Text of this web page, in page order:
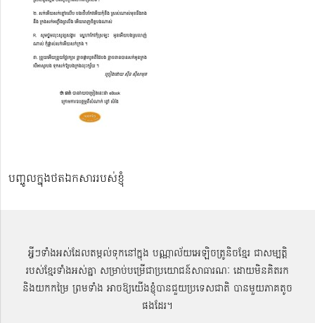
បញ្ចូលក្នុងថតឯកសាររបស់ខ្ញុំ
អ្វីៗទាំងអស់ដែលតម្កល់ទុកនៅក្នុង បណ្ណាល័យអេឡិចត្រូនិចខ្មែរ ជាសម្បតិ្ត
របស់ខ្មែរទាំងអស់គ្នា សម្រាប់បម្រើជាប្រយោជន៍សាធារណៈ ដោយមិនគិតរក
និងយកកម្រៃ ព្រមទាំង អាចឱ្យយើងខ្ញុំបានជួយប្រទេសជាតិ បានមួយភាគតូច
ផងដែរ។